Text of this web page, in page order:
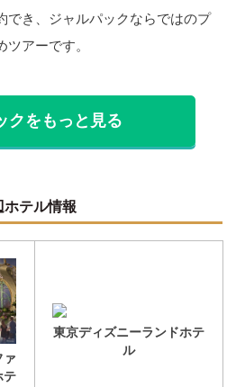
でき、ジャルパックならではのプ
アーです。
クをもっと見る
ホテル情報
ァ
テ
東京ディズニーランドホテ
ル